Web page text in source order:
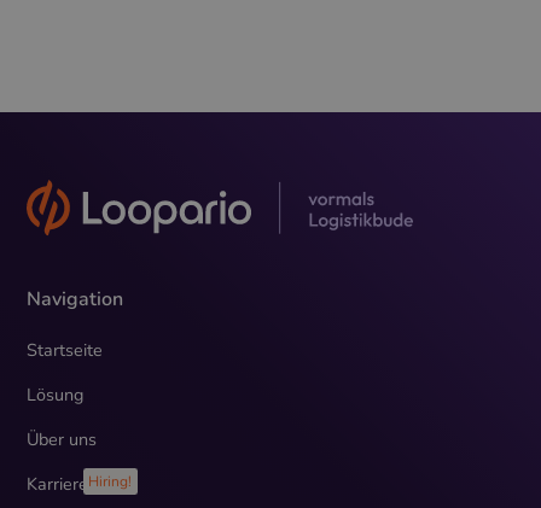
Navigation
Startseite
Lösung
Über uns
Karriere Hiring!